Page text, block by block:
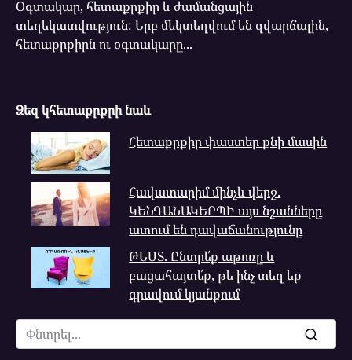
Օգտակար, հետաքրքիր և ժամանցային
տեղեկատվություն: Երբ մեկտեղվում են զվարճալին,
հետաքրքիրն ու օգտակարը...
Ձեզ կհետաքրքրի նաև
Հետաքրքիր փաստեր քնի մասին
Հավատարիմ մինչև վերջ.
ԿԵՆԴԱՆԱԿԵՐՊԻ այս նշանները
ատում են դավաճանությունը
ԹԵՍՏ. Ընտրե՛ք աթոռը և
բացահայտե՛ք, թե ինչ տեղ եք
գրավում կյանքում
Search
for: